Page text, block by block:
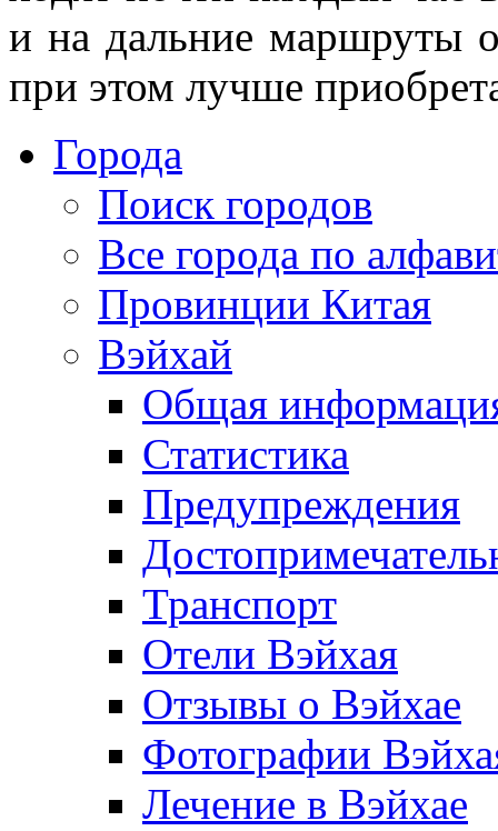
и на дальние маршруты
при этом лучше
Города
Поиск городов
Все города по
Провинции Китая
Вэйхай
Общая
Статистика
Предупреждения
Транспорт
Отели Вэйхая
Отзывы о Вэйхае
Фотографии
Лечение в Вэйхае